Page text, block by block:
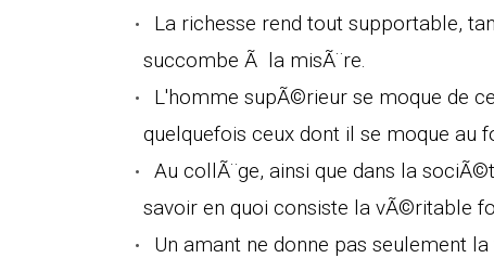
La richesse rend tout supportable,
succombe Ã la misÃ¨re.
L'homme supÃ©rieur se moque de
quelquefois ceux dont il se moque au
Au collÃ¨ge, ainsi que dans la
savoir en quoi consiste la vÃ©ritable
Un amant ne donne pas seulement